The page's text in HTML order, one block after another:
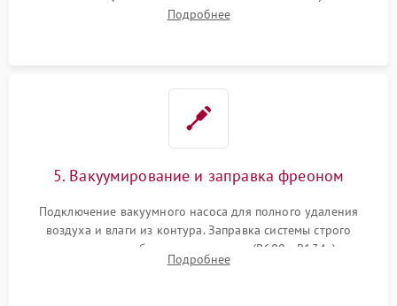
осушителя. Замена изношенных вентиляторов обдува,
сломанных заслонок или поврежденных дверных петель.
Подробнее
5. Вакуумирование и заправка фреоном
Подключение вакуумного насоса для полного удаления
воздуха и влаги из контура. Заправка системы строго
дозированным объемом хладагента (R600a, R134a) по
электронным весам. Контроль рабочего давления в системе.
Подробнее